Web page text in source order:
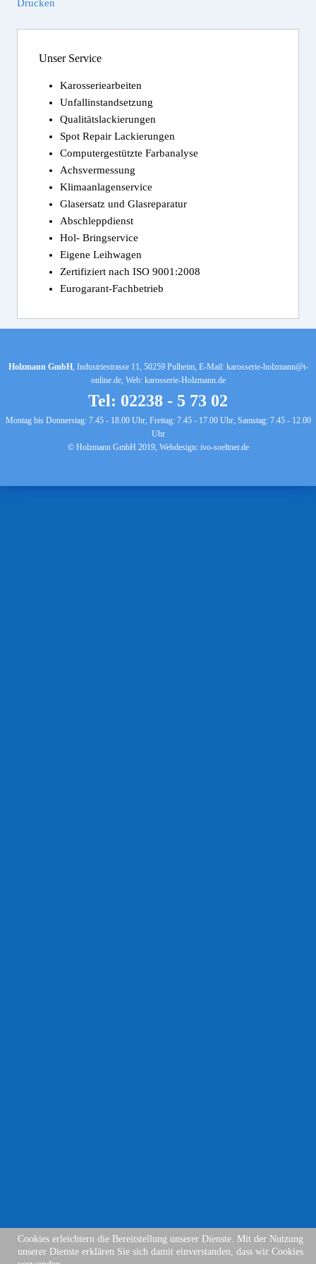
Drucken
Unser Service
Karosseriearbeiten
Unfallinstandsetzung
Qualitätslackierungen
Spot Repair Lackierungen
Computergestützte Farbanalyse
Achsvermessung
Klimaanlagenservice
Glasersatz und Glasreparatur
Abschleppdienst
Hol- Bringservice
Eigene Leihwagen
Zertifiziert nach ISO 9001:2008
Eurogarant-Fachbetrieb
Holzmann GmbH, Industriestrasse 11, 50259 Pulheim, E-Mail: karosserie-holzmann@t-
online.de, Web: karosserie-Holzmann.de
Tel: 02238 - 5 73 02
Montag bis Donnerstag: 7.45 - 18.00 Uhr, Freitag: 7.45 - 17.00 Uhr, Samstag: 7.45 - 12.00
Uhr
© Holzmann GmbH 2019, Webdesign: ivo-soeltner.de
Cookies erleichtern die Bereitstellung unserer Dienste. Mit der Nutzung
unserer Dienste erklären Sie sich damit einverstanden, dass wir Cookies